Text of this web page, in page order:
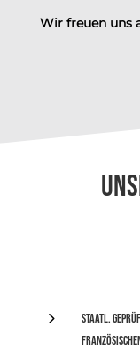
Wir freuen uns
5
Staatl.